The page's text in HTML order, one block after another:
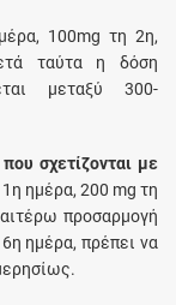
100mg τη 2η,
ταύτα η δόση
μεταξύ 300-
σχετίζονται με
ημέρα, 200 mg τη
προσαρμογή
ημέρα, πρέπει να